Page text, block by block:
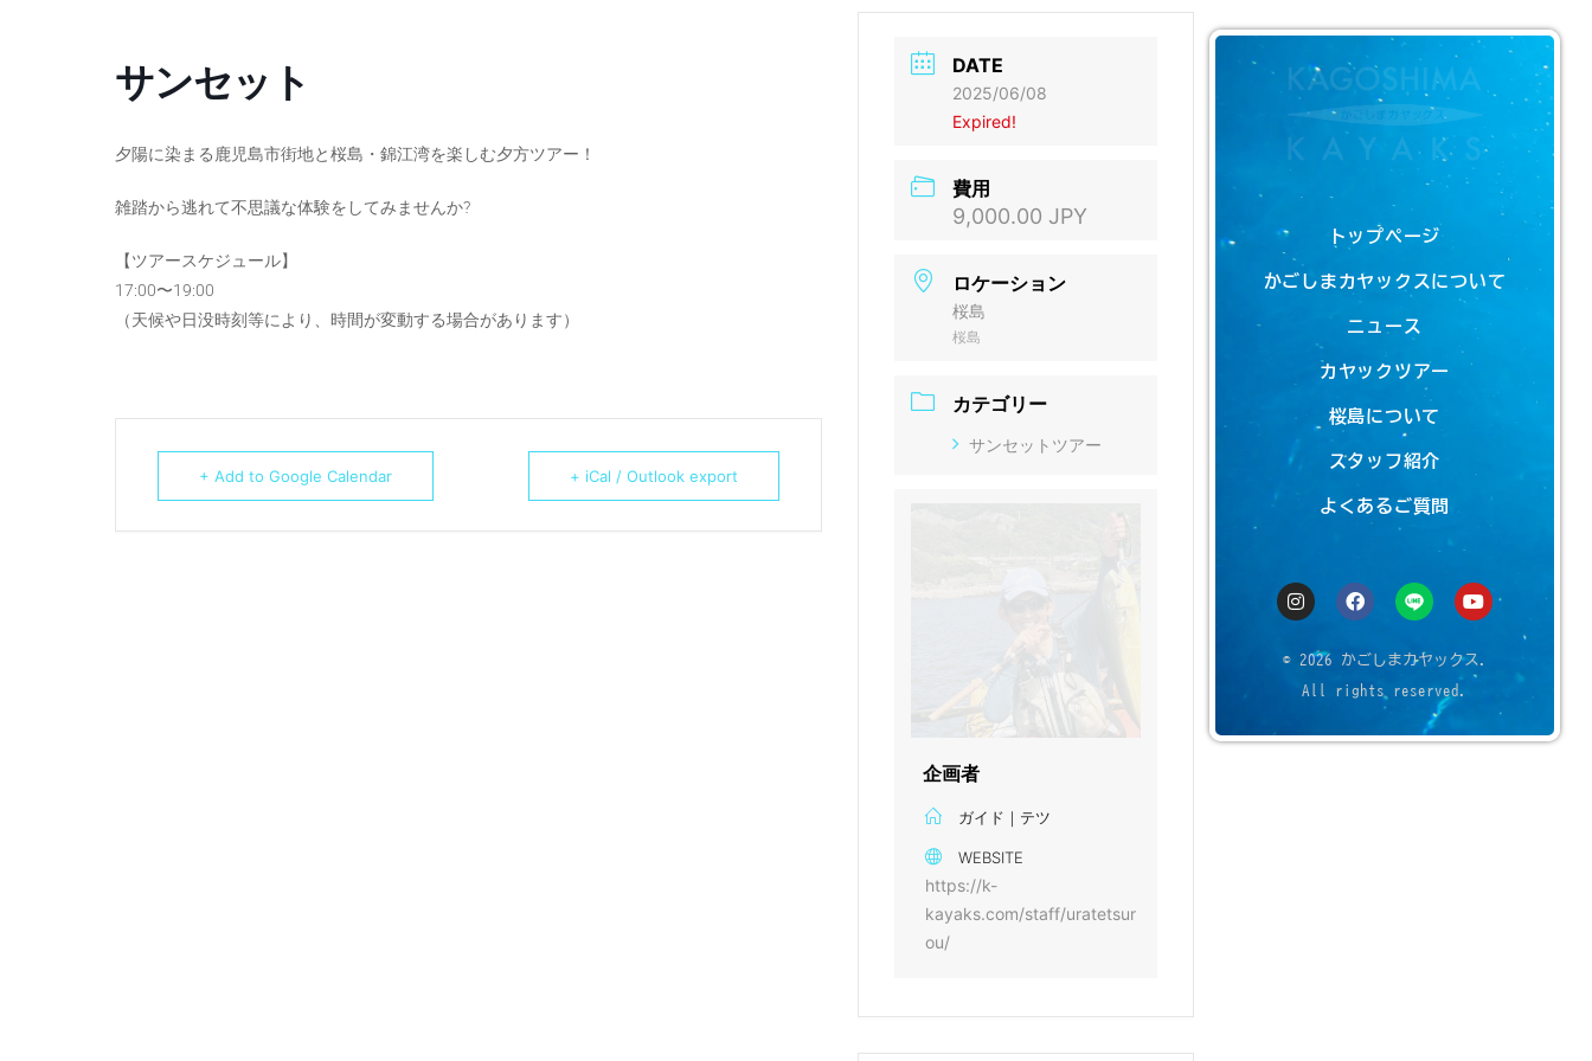
トップページ
かごしまカヤックスについて
ニュース
カヤックツアー
桜島について
スタッフ紹介
よくあるご質問
© 2026 かごしまカヤックス.
All rights reserved.
サンセット
夕陽に染まる鹿児島市街地と桜島・錦江湾を楽しむ夕方ツアー！
雑踏から逃れて不思議な体験をしてみませんか?
【ツアースケジュール】
17:00〜19:00
（天候や日没時刻等により、時間が変動する場合があります）
+ Add to Google Calendar + iCal / Outlook export
DATE
2025/06/08
Expired!
費用
9,000.00 JPY
ロケーション
桜島
桜島
カテゴリー
サンセットツアー
企画者
ガイド｜テツ
WEBSITE
https://k-
kayaks.com/staff/uratetsur
ou/